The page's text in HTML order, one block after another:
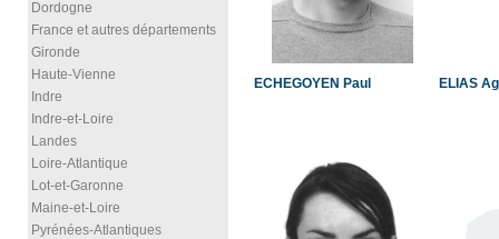
Dordogne
France et autres départements
Gironde
Haute-Vienne
Indre
Indre-et-Loire
Landes
Loire-Atlantique
Lot-et-Garonne
Maine-et-Loire
Pyrénées-Atlantiques
ECHEGOYEN Paul ELIAS